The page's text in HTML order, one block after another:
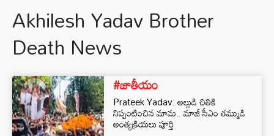
Akhilesh Yadav Brother
Death News
#జాతీయం
Prateek Yadav: అల్లుడి చితికి
నిప్పంటించిన మామ.. మాజీ సీఎం తమ్ముడి
అంత్యక్రియలు పూర్తి